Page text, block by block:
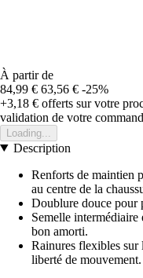
À partir de
84,99 € 63,56 € -25%
+3,18 € offerts sur votre
validation de votre
Loading...
Description
Renforts de maintien
au centre de la
Doublure douce pour
Semelle intermédiaire
bon amorti.
Rainures flexibles sur
liberté de mouvement.